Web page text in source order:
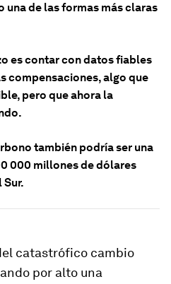
de las formas más claras
es contar con datos fiables
compensaciones, algo que
pero que ahora la
también podría ser una
000 millones de dólares
catastrófico cambio
por alto una